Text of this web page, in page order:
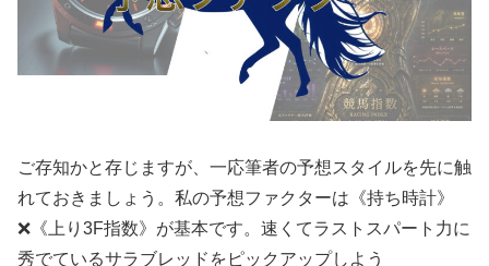
ご存知かと存じますが、一応筆者の予想スタイルを先に触
れておきましょう。私の予想ファクターは《持ち時計》
❌《上り3F指数》が基本です。速くてラストスパート力に
秀でているサラブレッドをピックアップしよう